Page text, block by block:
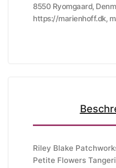
8550 Ryomgaard,
https://marienhoff.dk,
Riley Blake
Petite Flowers